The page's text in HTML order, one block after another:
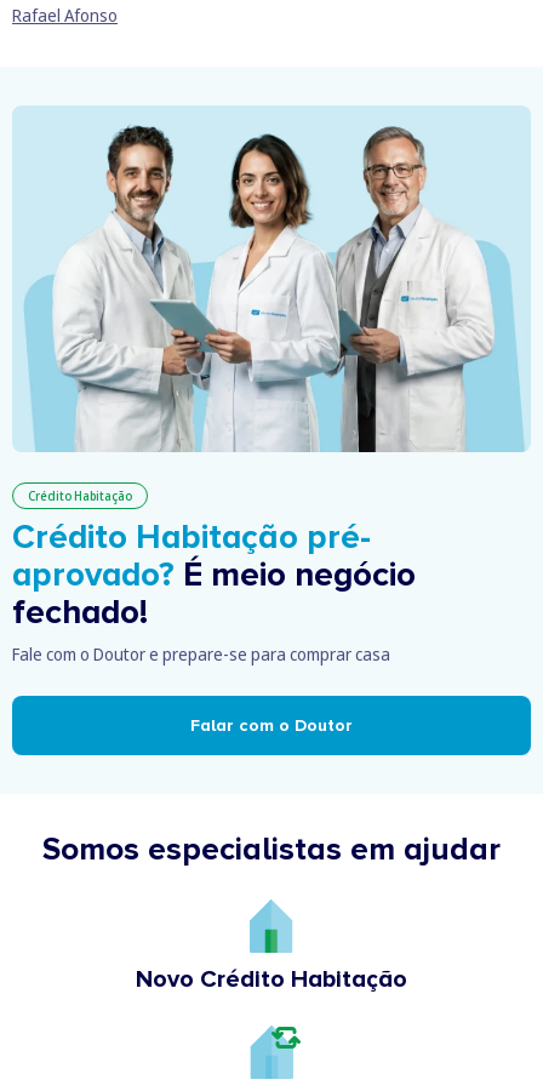
Rafael Afonso
Crédito Habitação
Crédito Habitação pré-
aprovado? É meio negócio
fechado!
Fale com o Doutor e prepare-se para comprar casa
Falar com o Doutor
Somos especialistas em ajudar
Novo Crédito Habitação